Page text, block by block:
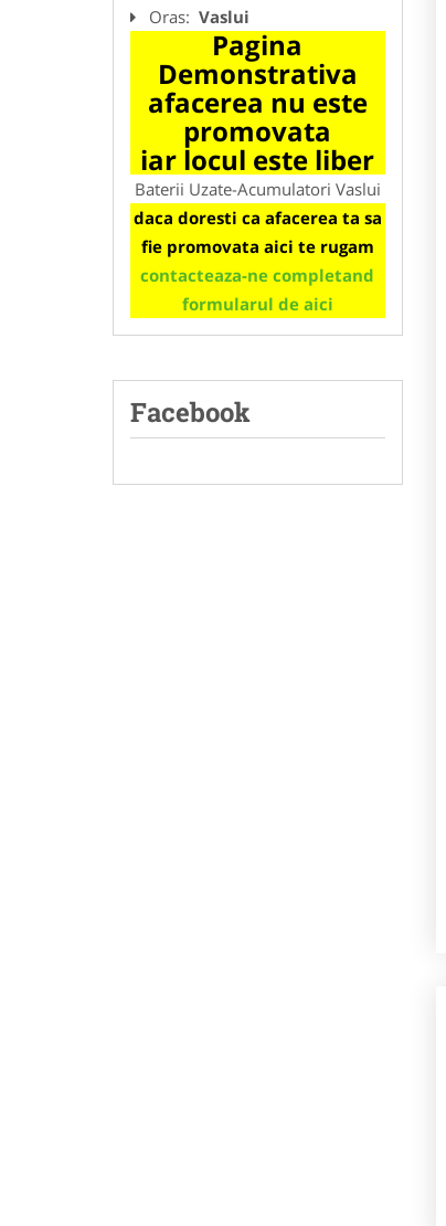
Oras: Vaslui
Pagina
Demonstrativa
afacerea nu este
promovata
iar locul este liber
Baterii Uzate-Acumulatori Vaslui
daca doresti ca afacerea ta sa
fie promovata aici te rugam
contacteaza-ne completand
formularul de aici
Facebook